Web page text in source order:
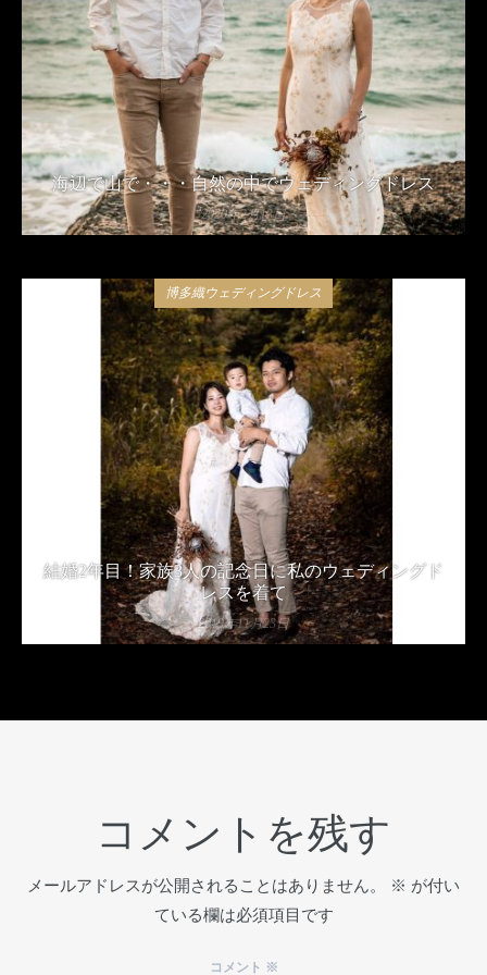
海辺で山で・・・自然の中でウェディングドレス
2020年2月13日
博多織ウェディングドレス
結婚2年目！家族3人の記念日に私のウェディングド
レスを着て
2019年11月23日
コメントを残す
メールアドレスが公開されることはありません。 ※ が付い
ている欄は必須項目です
コメント ※